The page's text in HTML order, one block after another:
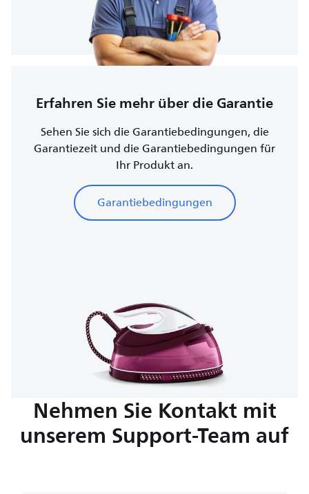
Erfahren Sie mehr über die Garantie
Sehen Sie sich die Garantiebedingungen, die
Garantiezeit und die Garantiebedingungen für
Ihr Produkt an.
Garantiebedingungen
Nehmen Sie Kontakt mit
unserem Support-Team auf